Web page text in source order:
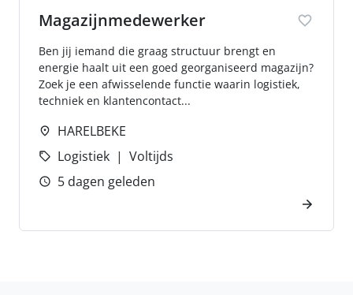
Magazijnmedewerker
Ben jij iemand die graag structuur brengt en
energie haalt uit een goed georganiseerd magazijn?
Zoek je een afwisselende functie waarin logistiek,
techniek en klantencontact...
HARELBEKE
Logistiek
Voltijds
5 dagen geleden